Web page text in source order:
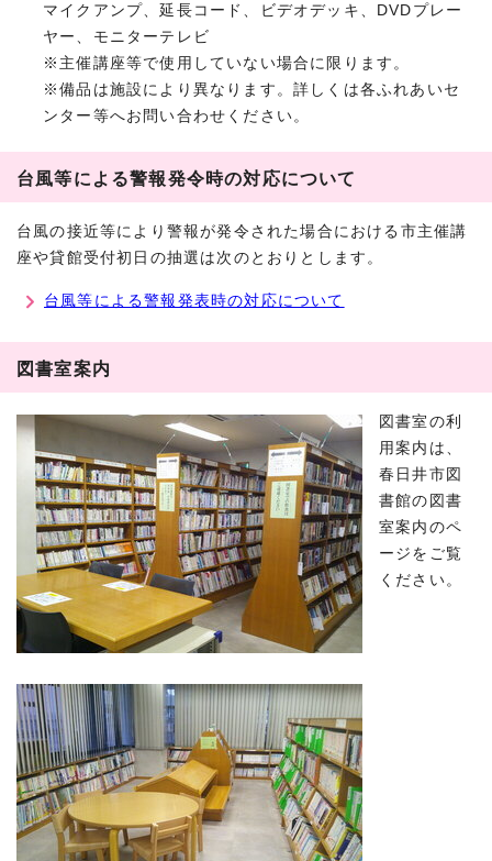
マイクアンプ、延長コード、ビデオデッキ、DVDプレー
ヤー、モニターテレビ
※主催講座等で使用していない場合に限ります。
※備品は施設により異なります。詳しくは各ふれあいセ
ンター等へお問い合わせください。
台風等による警報発令時の対応について
台風の接近等により警報が発令された場合における市主催講
座や貸館受付初日の抽選は次のとおりとします。
台風等による警報発表時の対応について
図書室案内
図書室の利
用案内は、
春日井市図
書館の図書
室案内のペ
ージをご覧
ください。